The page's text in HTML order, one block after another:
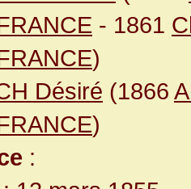
- 1861
)
Désiré (1866
)
: